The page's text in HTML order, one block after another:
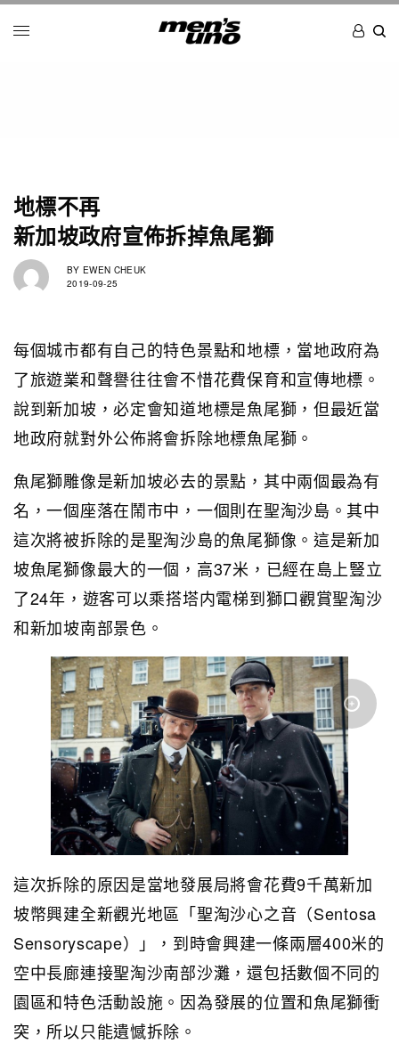
地標不再
新加坡政府宣佈拆掉魚尾獅
BY EWEN CHEUK
2019-09-25
每個城市都有自己的特色景點和地標，當地政府為
了旅遊業和聲譽往往會不惜花費保育和宣傳地標。
說到新加坡，必定會知道地標是魚尾獅，但最近當
地政府就對外公佈將會拆除地標魚尾獅。
魚尾獅雕像是新加坡必去的景點，其中兩個最為有
名，一個座落在鬧市中，一個則在聖淘沙島。其中
這次將被拆除的是聖淘沙島的魚尾獅像。這是新加
坡魚尾獅像最大的一個，高37米，已經在島上豎立
了24年，遊客可以乘搭塔内電梯到獅口觀賞聖淘沙
和新加坡南部景色。
這次拆除的原因是當地發展局將會花費9千萬新加
坡幣興建全新觀光地區「聖淘沙心之音（Sentosa
Sensoryscape）」，到時會興建一條兩層400米的
空中長廊連接聖淘沙南部沙灘，還包括數個不同的
園區和特色活動設施。因為發展的位置和魚尾獅衝
突，所以只能遺憾拆除。